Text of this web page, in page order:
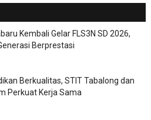
Kembali Gelar FLS3N SD 2026,
Berprestasi
Berkualitas, STIT Tabalong dan
Perkuat Kerja Sama